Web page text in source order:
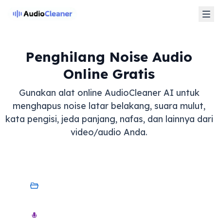
Penghilang Noise Audio
Online Gratis
Gunakan alat online AudioCleaner AI untuk
menghapus noise latar belakang, suara mulut,
kata pengisi, jeda panjang, nafas, dan lainnya dari
video/audio Anda.